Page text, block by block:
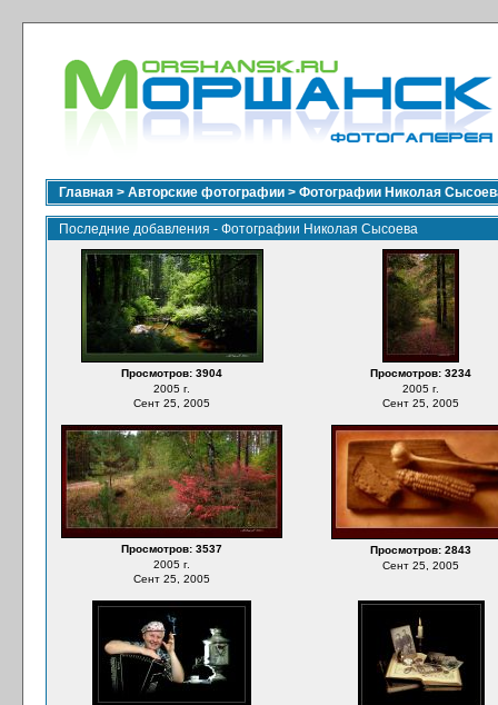
Главная > Авторские фотографии > Фотографии Николая
Последние добавления - Фотографии Николая Сысоева
Просмотров: 3904
2005 г.
Сент 25, 2005
Просмотров: 3234
2005 г.
Сент 25, 2005
Просмотров: 3537
2005 г.
Сент 25, 2005
Просмотров: 2843
Сент 25, 2005